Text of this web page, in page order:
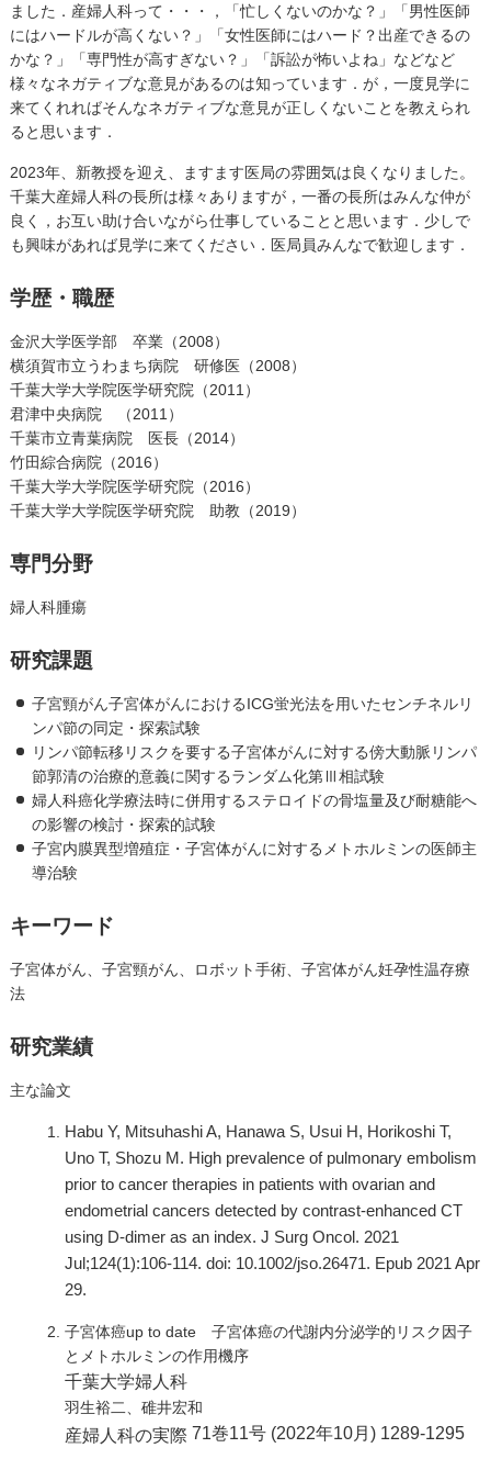
ました．産婦人科って・・・，「忙しくないのかな？」「男性医師
にはハードルが高くない？」「女性医師にはハード？出産できるの
かな？」「専門性が高すぎない？」「訴訟が怖いよね」などなど
様々なネガティブな意見があるのは知っています．が，一度見学に
来てくれればそんなネガティブな意見が正しくないことを教えられ
ると思います．
2023年、新教授を迎え、ますます医局の雰囲気は良くなりました。
千葉大産婦人科の長所は様々ありますが，一番の長所はみんな仲が
良く，お互い助け合いながら仕事していることと思います．少しで
も興味があれば見学に来てください．医局員みんなで歓迎します．
学歴・職歴
金沢大学医学部 卒業（2008）
横須賀市立うわまち病院 研修医（2008）
千葉大学大学院医学研究院（2011）
君津中央病院 （2011）
千葉市立青葉病院 医長（2014）
竹田綜合病院（2016）
千葉大学大学院医学研究院（2016）
千葉大学大学院医学研究院 助教（2019）
専門分野
婦人科腫瘍
研究課題
子宮頸がん子宮体がんにおけるICG蛍光法を用いたセンチネルリ
ンパ節の同定・探索試験
リンパ節転移リスクを要する子宮体がんに対する傍大動脈リンパ
節郭清の治療的意義に関するランダム化第Ⅲ相試験
婦人科癌化学療法時に併用するステロイドの骨塩量及び耐糖能へ
の影響の検討・探索的試験
子宮内膜異型増殖症・子宮体がんに対するメトホルミンの医師主
導治験
キーワード
子宮体がん、子宮頸がん、ロボット手術、子宮体がん妊孕性温存療
法
研究業績
主な論文
Habu Y, Mitsuhashi A, Hanawa S, Usui H, Horikoshi T,
Uno T, Shozu M. High prevalence of pulmonary embolism
prior to cancer therapies in patients with ovarian and
endometrial cancers detected by contrast-enhanced CT
using D-dimer as an index. J Surg Oncol. 2021
Jul;124(1):106-114. doi: 10.1002/jso.26471. Epub 2021 Apr
29.
子宮体癌up to date 子宮体癌の代謝内分泌学的リスク因子
とメトホルミンの作用機序
千葉大学婦人科
羽生裕二、碓井宏和
産婦人科の実際 71巻11号 (2022年10月) 1289-1295